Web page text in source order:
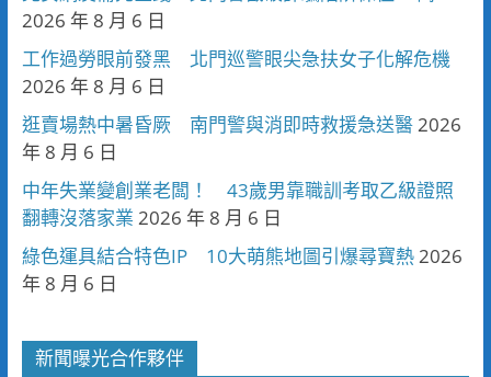
2026 年 8 月 6 日
工作過勞眼前發黑 北門巡警眼尖急扶女子化解危機
2026 年 8 月 6 日
逛賣場熱中暑昏厥 南門警與消即時救援急送醫2026
年 8 月 6 日
中年失業變創業老闆！ 43歲男靠職訓考取乙級證照
翻轉沒落家業 2026 年 8 月 6 日
綠色運具結合特色IP 10大萌熊地圖引爆尋寶熱2026
年 8 月 6 日
新聞曝光合作夥伴